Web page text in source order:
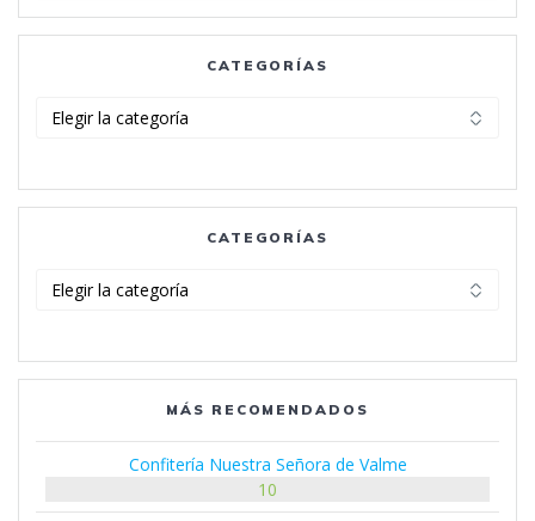
CATEGORÍAS
CATEGORÍAS
MÁS RECOMENDADOS
Confitería Nuestra Señora de Valme
10